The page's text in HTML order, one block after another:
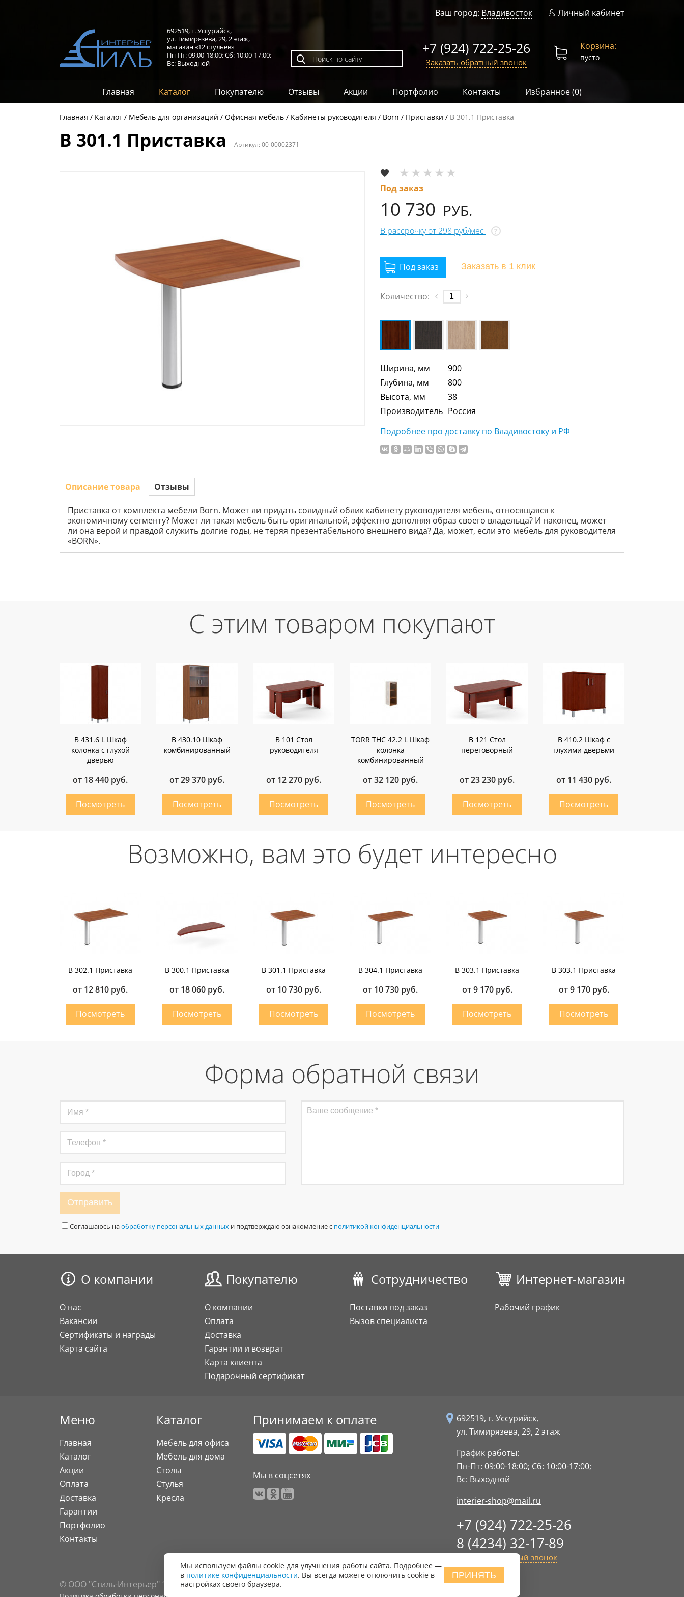
Ваш город: Владивосток Личный кабинет
692519, г. Уссурийск,
ул. Тимирязева, 29,2 этаж,
магазин «12 стульев»
Пн-Пт: 09:00-18:00;Сб: 10:00-17:00;
Вс: Выходной
+7 (924) 722-25-26
Заказать обратный звонок
Корзина:
пусто
Главная Каталог Покупателю Отзывы Акции Портфолио Контакты Избранное (0)
Главная Каталог Мебель для организаций Офисная мебель Кабинеты руководителя Born Приставки B 301.1 Приставка
B 301.1 Приставка Артикул:00-00002371
Под заказ
10 730 РУБ.
В рассрочку от 298 руб/мес ?
Заказать в 1 клик
Количество:
Ширина, мм
900
Глубина, мм
800
Высота, мм
38
Производитель Россия
Подробнее про доставку по Владивостоку и РФ
Описание товара Отзывы
Приставка от комплекта мебели Born. Может ли придать солидный облик кабинету руководителя мебель, относящаяся к
экономичному сегменту? Может ли такая мебель быть оригинальной, эффектно дополняя образ своего владельца? И наконец, может
ли она верой и правдой служить долгие годы, не теряя презентабельного внешнего вида? Да, может, если это мебель для руководителя
«BORN».
С этим товаром покупают
B 431.6 L Шкаф
колонка с глухой
дверью
от 18 440 руб.
B 430.10 Шкаф
комбинированный
от 29 370 руб.
B 101 Стол
руководителя
от 12 270 руб.
TORR THC 42.2 L Шкаф
колонка
комбинированный
от 32 120 руб.
B 121 Стол
переговорный
от 23 230 руб.
B 410.2 Шкаф с
глухими дверьми
от 11 430 руб.
Возможно, вам это будет интересно
B 302.1 Приставка
от 12 810 руб.
B 300.1 Приставка
от 18 060 руб.
B 301.1 Приставка
от 10 730 руб.
B 304.1 Приставка
от 10 730 руб.
B 303.1 Приставка
от 9 170 руб.
B 303.1 Приставка
от 9 170 руб.
Форма обратной связи
Отправить
Соглашаюсь наобработку персональных данных и подтверждаю ознакомление с политикой конфиденциальности
О компании
О нас
Вакансии
Сертификаты и награды
Карта сайта
Покупателю
О компании
Оплата
Доставка
Гарантии и возврат
Карта клиента
Подарочный сертификат
Сотрудничество
Поставки под заказ
Вызов специалиста
Интернет-магазин
Рабочий график
Меню
Главная
Каталог
Акции
Оплата
Доставка
Гарантии
Портфолио
Контакты
Каталог
Мебель для офиса
Мебель для дома
Столы
Стулья
Кресла
Принимаем к оплате
Мы в соцсетях
692519, г. Уссурийск,
ул. Тимирязева, 29, 2 этаж
График работы:
Пн-Пт: 09:00-18:00; Сб: 10:00-17:00;
Вс: Выходной
interier-shop@mail.ru
+7 (924) 722-25-26
8 (4234) 32-17-89
Заказать обратный звонок
© ООО "Стиль-Интерьер" 1996 - 2026. Все права защищены.
Мы используем файлы cookie для улучшения работы сайта. Подробнее —
в политике конфиденциальности. Вы всегда можете отключить cookie в
настройках своего браузера.
ПРИНЯТЬ